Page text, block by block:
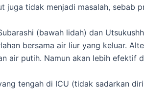
juga tidak menjadi masalah, sebab
(bawah lidah) dan
bersama air liur yang keluar.
air putih. Namun akan lebih efektif
tengah di ICU (tidak sadarkan